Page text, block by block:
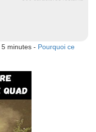
minutes - Pourquoi ce